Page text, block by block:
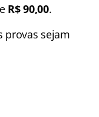
R$ 90,00.
provas sejam